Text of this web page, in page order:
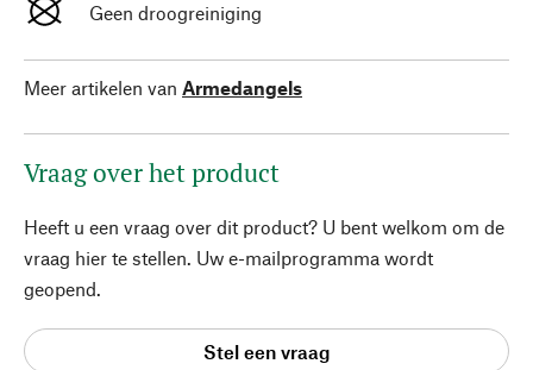
Geen droogreiniging
Meer artikelen van Armedangels
Vraag over het product
Heeft u een vraag over dit product? U bent welkom om de
vraag hier te stellen. Uw e-mailprogramma wordt
geopend.
Stel een vraag